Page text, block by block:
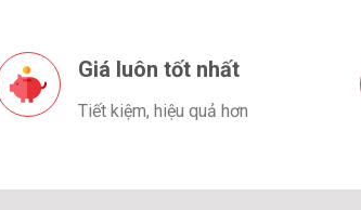
Giá luôn tốt nhất
Tiết kiệm, hiệu quả hơn